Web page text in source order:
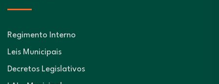
Regimento Interno
Leis Municipais
Decretos Legislativos